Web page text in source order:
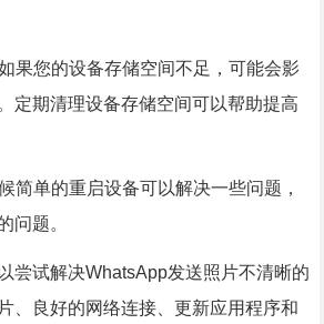
果您的设备存储空间不足，可能会影
定期清理设备存储空间可以帮助提高
简单的重启设备可以解决一些问题，
问题。
尝试解决WhatsApp发送照片不清晰的
、良好的网络连接、更新应用程序和